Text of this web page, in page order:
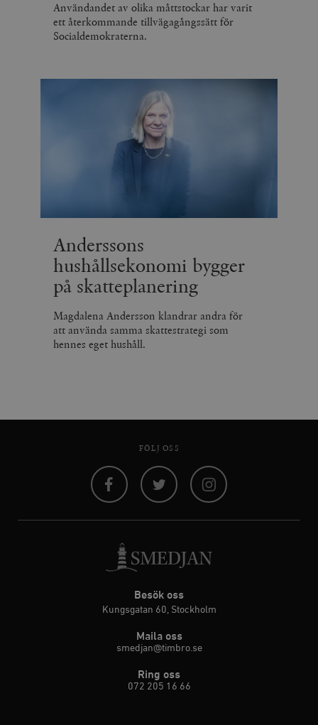
Användandet av olika måttstockar har varit
ett återkommande tillvägagångssätt för
Socialdemokraterna.
Anderssons
hushållsekonomi bygger
på skatteplanering
Magdalena Andersson klandrar andra för
att använda samma skattestrategi som
hennes eget hushåll.
FÖLJ OSS
Besök oss
Kungsgatan 60, Stockholm
Maila oss
smedjan@timbro.se
Ring oss
072 205 16 66